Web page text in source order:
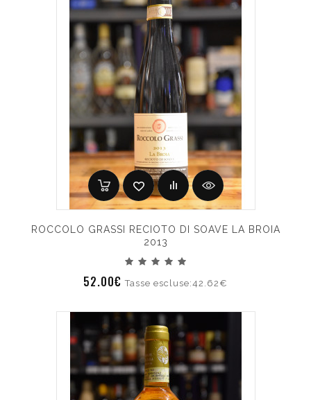
ROCCOLO GRASSI RECIOTO DI SOAVE LA BROIA
2013
52.00€Tasse escluse:42.62€